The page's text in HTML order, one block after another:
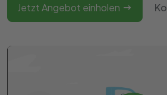
Jetzt Angebot einholen